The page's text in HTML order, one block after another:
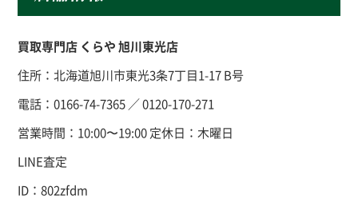
買取専門店 くらや 旭川東光店
住所：北海道旭川市東光3条7丁目1-17 B号
電話：0166-74-7365 ／0120-170-271
営業時間： 10:00〜19:00定休日：木曜日
LINE査定
ID ：802zfdm